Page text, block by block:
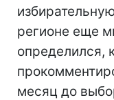
регионе еще
определился,
месяц до